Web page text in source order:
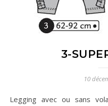
3-
10
Legging avec ou sans volants selon le modèle choisi.